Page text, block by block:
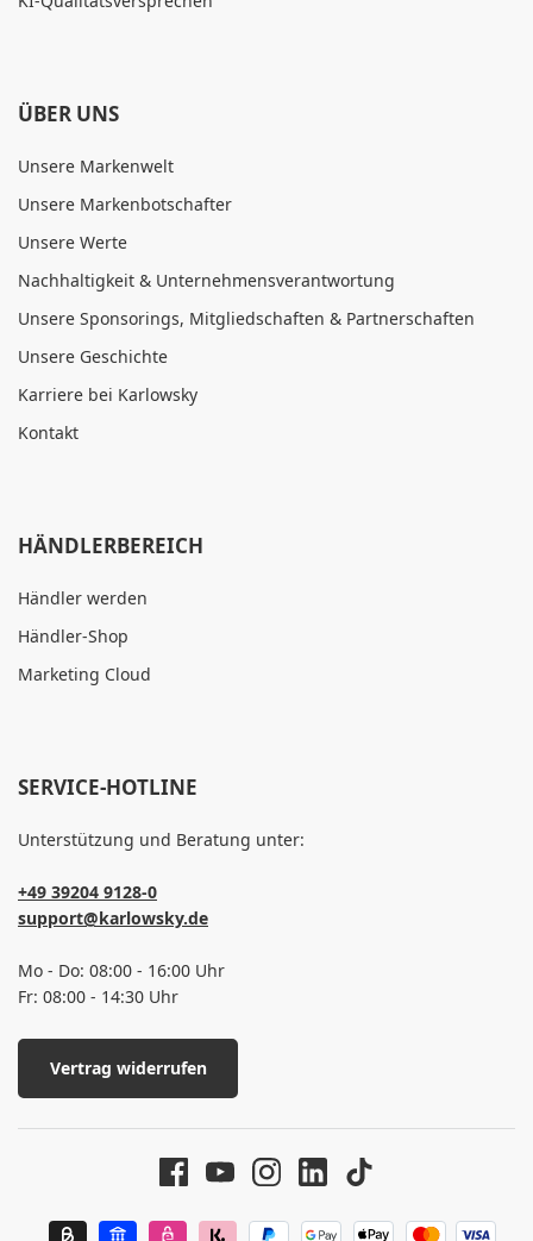
ÜBER UNS
Unsere Markenwelt
Unsere Markenbotschafter
Unsere Werte
Nachhaltigkeit & Unternehmensverantwortung
Unsere Sponsorings, Mitgliedschaften & Partnerschaften
Unsere Geschichte
Karriere bei Karlowsky
Kontakt
HÄNDLERBEREICH
Händler werden
Händler-Shop
Marketing Cloud
SERVICE-HOTLINE
Unterstützung und Beratung unter:
+49 39204 9128-0
support@karlowsky.de
Mo - Do: 08:00 - 16:00 Uhr
Fr: 08:00 - 14:30 Uhr
Vertrag widerrufen